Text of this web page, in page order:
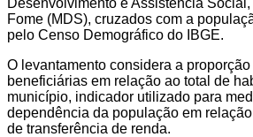
Desenvolvimento e Assistência
Fome (MDS), cruzados com a
pelo Censo Demográfico do IBGE.
O levantamento considera a
beneficiárias em relação ao total de
município, indicador utilizado para
dependência da população em
de transferência de renda.